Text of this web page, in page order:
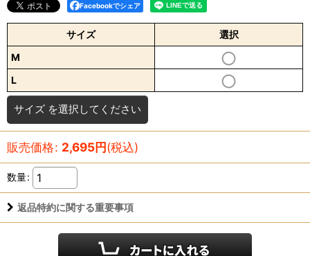
Facebookでシェア
サイズ
選択
M
L
サイズ を選択してください
販売価格: 2,695円(税込)
数量:
返品特約に関する重要事項